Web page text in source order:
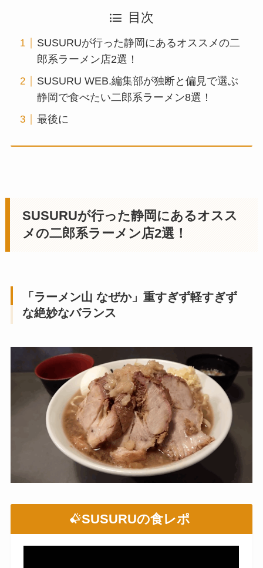
目次
SUSURUが行った静岡にあるオススメの二
郎系ラーメン店2選！
SUSURU WEB.編集部が独断と偏見で選ぶ
静岡で食べたい二郎系ラーメン8選！
最後に
SUSURUが行った静岡にあるオスス
メの二郎系ラーメン店2選！
「ラーメン山 なぜか」重すぎず軽すぎず
な絶妙なバランス
SUSURUの食レポ